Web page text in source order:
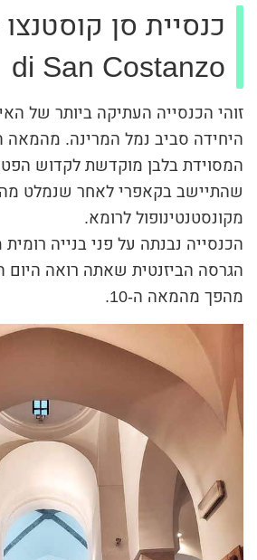
di San Costanzo
זוהי הכנסייה העתיקה ביותר של
המסוידת בלבן מוקדשת לקדוש
שהתיישב בקאפרי לאחר שנמלט
מקונסטנטינופול לרומא.
הכנסייה נבנתה על פני בנייה
הגרסה הביזנטית שאתה רואה
מהפך מהמאה ה-10.